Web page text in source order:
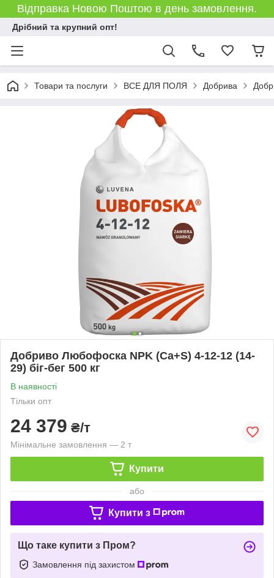
Відправка Новою Поштою в день замовлення.
Дрібний та крупний опт!
Товари та послуги ВСЕ ДЛЯ ПОЛЯ Добрива
Добриво Любофоска NPK (Ca+S) 4-12-12 (14-
29) біг-бег 500 кг
В наявності
Тільки опт
24 379 ₴/т
Мінімальне замовлення — 2 т
Купити
або
Купити з
Що таке купити з Пром?
Замовлення під захистом